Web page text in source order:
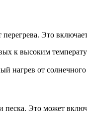
Это
к высоким
нагрев от солнечного
песка. Это может